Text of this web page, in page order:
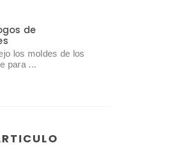
de
los moldes de los
para ...